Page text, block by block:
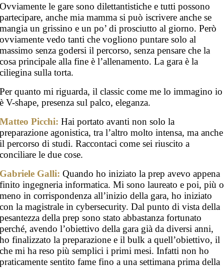
Ovviamente le gare sono dilettantistiche e tutti possono
partecipare, anche mia mamma si può iscrivere anche se
mangia un grissino e un po’ di prosciutto al giorno. Però
ovviamente vedo tanti che vogliono puntare solo al
massimo senza godersi il percorso, senza pensare che la
cosa principale alla fine è l’allenamento. La gara è la
ciliegina sulla torta.
Per quanto mi riguarda, il classic come me lo immagino io
è V-shape, presenza sul palco, eleganza.
Matteo Picchi: Hai portato avanti non solo la
preparazione agonistica, tra l’altro molto intensa, ma anche
il percorso di studi. Raccontaci come sei riuscito a
conciliare le due cose.
Gabriele Galli: Quando ho iniziato la prep avevo appena
finito ingegneria informatica. Mi sono laureato e poi, più o
meno in corrispondenza all’inizio della gara, ho iniziato
con la magistrale in cybersecurity. Dal punto di vista della
pesantezza della prep sono stato abbastanza fortunato
perché, avendo l’obiettivo della gara già da diversi anni,
ho finalizzato la preparazione e il bulk a quell’obiettivo, il
che mi ha reso più semplici i primi mesi. Infatti non ho
praticamente sentito fame fino a una settimana prima della